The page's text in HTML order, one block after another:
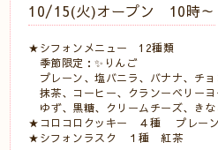
10/15(火)オープン 10時～
★シフォンメニュー 12種類
季節限定：✨りんご
プレーン、塩バニラ、バナナ、チョ
抹茶、コーヒー、クランーベリーヨ
ゆず、黒糖、クリームチーズ、きな
★コロコロクッキー ４種 プレーン
★シフォンラスク １種 紅茶